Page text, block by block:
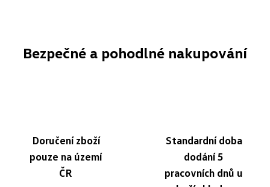
Bezpečné a pohodlné nakupování
Doručení zboží
pouze na území
ČR
Standardní doba
dodání 5
pracovních dnů u